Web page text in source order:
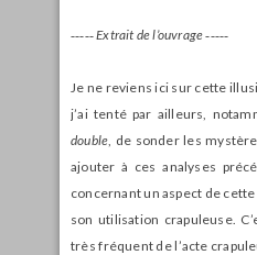
‑‑‑‑‑Extrait de l’ouvrage ‑‑‑‑‑
Je ne reviens ici sur cette
j’ai tenté par ailleurs,
double , de sonder les
ajouter à ces analyses
concernant un aspect de
son utilisation crapuleuse.
très fréquent de l’acte